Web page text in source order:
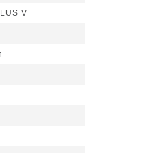
V